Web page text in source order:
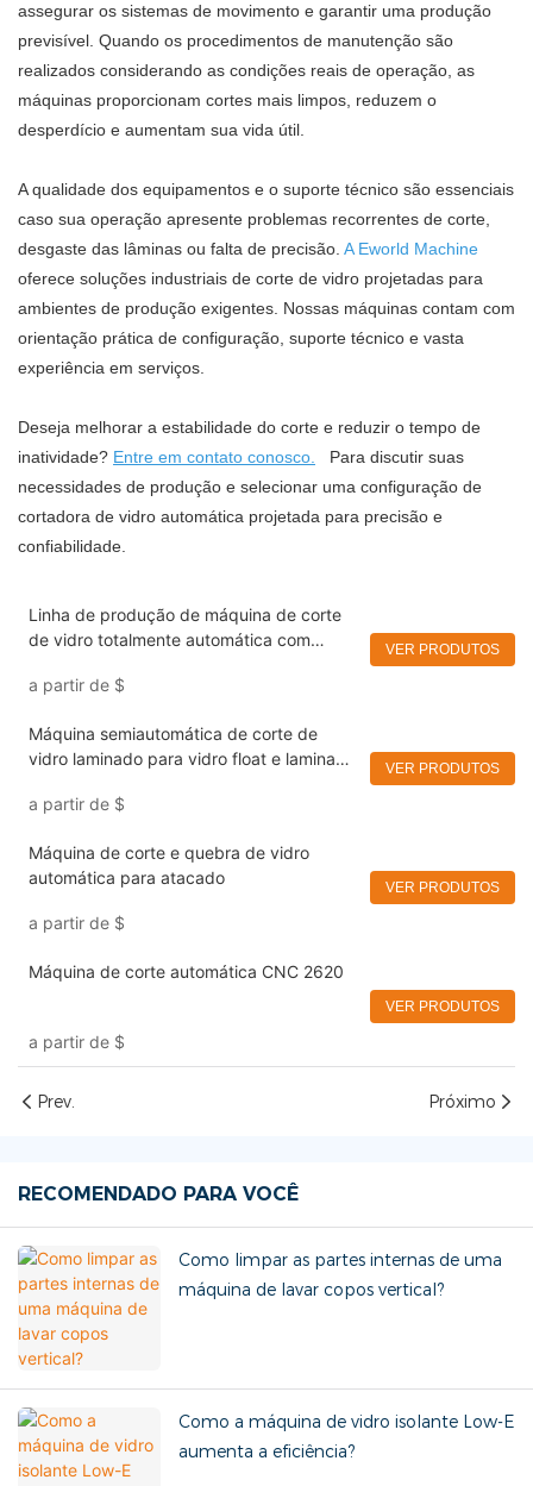
assegurar os sistemas de movimento e garantir uma produção
previsível. Quando os procedimentos de manutenção são
realizados considerando as condições reais de operação, as
máquinas proporcionam cortes mais limpos, reduzem o
desperdício e aumentam sua vida útil.
A qualidade dos equipamentos e o suporte técnico são essenciais
caso sua operação apresente problemas recorrentes de corte,
desgaste das lâminas ou falta de precisão. A Eworld Machine
oferece soluções industriais de corte de vidro projetadas para
ambientes de produção exigentes. Nossas máquinas contam com
orientação prática de configuração, suporte técnico e vasta
experiência em serviços.
Deseja melhorar a estabilidade do corte e reduzir o tempo de
inatividade? Entre em contato conosco.
Para discutir suas
necessidades de produção e selecionar uma configuração de
cortadora de vidro automática projetada para precisão e
confiabilidade.
Linha de produção de máquina de corte
de vidro totalmente automática com
a partir de $
VER PRODUTOS
Máquina semiautomática de corte de
vidro laminado para vidro float e laminado
a partir de $
VER PRODUTOS
Máquina de corte e quebra de vidro
automática para atacado
a partir de $
VER PRODUTOS
Máquina de corte automática CNC 2620
a partir de $
VER PRODUTOS
Prev. Próximo
RECOMENDADO PARA VOCÊ
Como limpar as partes internas de uma
máquina de lavar copos vertical?
Como a máquina de vidro isolante Low-E
aumenta a eficiência?